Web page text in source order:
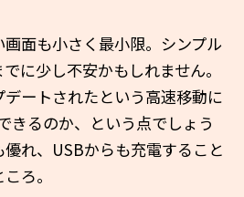
面も小さく最小限。シンプル
に少し不安かもしれません。
ートされたという高速移動に
きるのか、という点でしょう
れ、USBからも充電すること
ろ。